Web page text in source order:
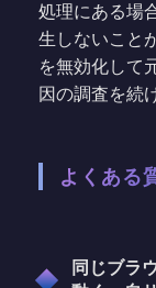
処理にある場
生しないこと
を無効化して
因の調査を続
よくある
同じブラ